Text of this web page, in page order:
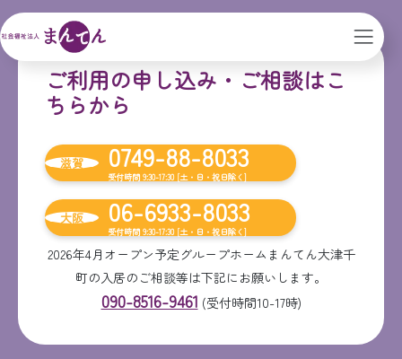
ご利用の申し込み・ご相談はこ
ちらから
滋賀 0749-88-8033
受付時間 9:30-17:30 [土・日・祝日除く]
大阪 06-6933-8033
受付時間 9:30-17:30 [土・日・祝日除く]
2026年4月オープン予定グループホームまんてん大津千
町の入居のご相談等は下記にお願いします。
090-8516-9461 (受付時間10-17時)